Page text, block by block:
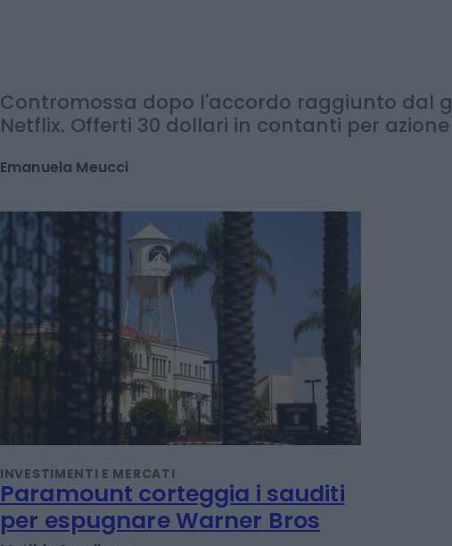
Netflix. Offerti 30 dollari in contanti per azione
Emanuela Meucci